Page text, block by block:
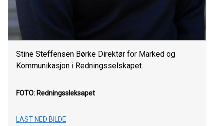
Stine Steffensen Børke Direktør for Marked og
Kommunikasjon i Redningsselskapet.
FOTO: Redningssleksapet
LAST NED BILDE